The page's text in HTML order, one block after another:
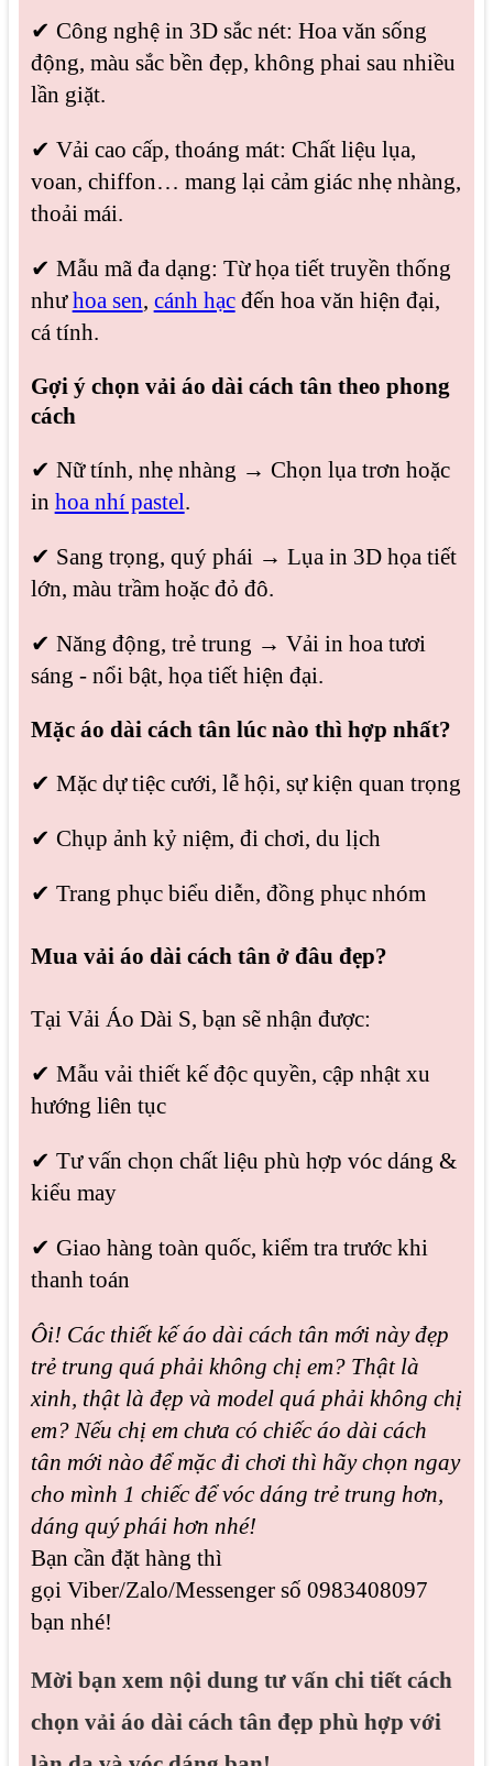
✔ Công nghệ in 3D sắc nét: Hoa văn sống
động, màu sắc bền đẹp, không phai sau nhiều
lần giặt.
✔ Vải cao cấp, thoáng mát: Chất liệu lụa,
voan, chiffon… mang lại cảm giác nhẹ nhàng,
thoải mái.
✔ Mẫu mã đa dạng: Từ họa tiết truyền thống
nhưhoa sen, cánh hạcđến hoa văn hiện đại,
cá tính.
Gợi ý chọn vải áo dài cách tân theo phong
cách
✔ Nữ tính, nhẹ nhàng → Chọn lụa trơn hoặc
in hoa nhí pastel.
✔ Sang trọng, quý phái → Lụa in 3D họa tiết
lớn, màu trầm hoặc đỏ đô.
✔ Năng động, trẻ trung → Vải in hoa tươi
sáng - nổi bật, họa tiết hiện đại.
Mặc áo dài cách tân lúc nào thì hợp nhất?
✔ Mặc dự tiệc cưới, lễ hội, sự kiện quan trọng
✔ Chụp ảnh kỷ niệm, đi chơi, du lịch
✔ Trang phục biểu diễn, đồng phục nhóm
Mua vải áo dài cách tân ở đâu đẹp?
Tại Vải Áo Dài S, bạn sẽ nhận được:
✔ Mẫu vải thiết kế độc quyền, cập nhật xu
hướng liên tục
✔ Tư vấn chọn chất liệu phù hợp vóc dáng &
kiểu may
✔ Giao hàng toàn quốc, kiểm tra trước khi
thanh toán
Ôi! Các thiết kế áo dài cách tân mới này đẹp
trẻ trung quá phải không chị em? Thật là
xinh, thật là đẹp và model quá phải không chị
em? Nếu chị em chưa có chiếc áo dài cách
tân mới nào để mặc đi chơi thì hãy chọn ngay
cho mình 1 chiếc để vóc dáng trẻ trung hơn,
dáng quý phái hơn nhé!
Bạn cần đặt hàng thì
gọi Viber/Zalo/Messenger số 0983408097
bạn nhé!
Mời bạn xem nội dung tư vấn chi tiết cách
chọn vải áo dài cách tân đẹp phù hợp với